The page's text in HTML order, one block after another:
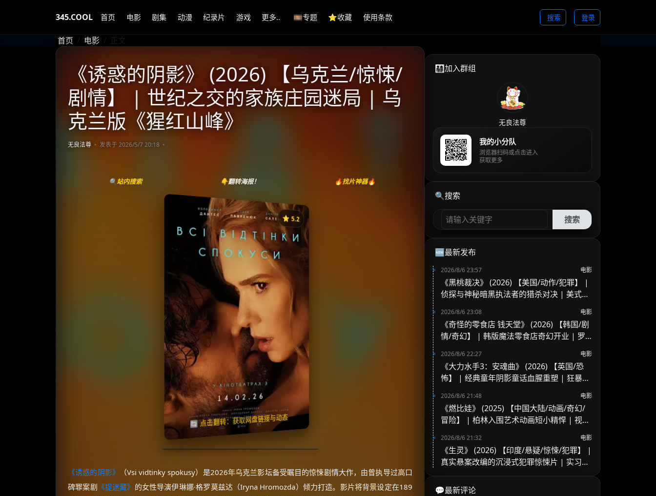
345.COOL 首页 电影 剧集 动漫 纪录片 游戏 更多.. 🎞️专题 ⭐️收藏 使用条款 搜索 登录
首页 电影 正文
《诱惑的阴影》 (2026) 【乌克兰/惊悚/
剧情】 | 世纪之交的家族庄园迷局 | 乌
克兰版《猩红山峰》
无良法尊 发表于 2026/5/7 20:18
🔍站内搜索 👇翻转海报！ 🔥找片神器🔥
⭐️ 5.2
🔄 点击翻转：获取网盘链接与动态
《Всі відтінки спокуси》
⭐
收藏
⭐️ 评分：5.2 | 🎬 2026年
夸克网盘
百度网盘
失效请反馈
🧧️
天天领红包
《诱惑的阴影》
（Vsi vidtinky spokusy）是2026年乌克兰影坛备受瞩目的惊悚剧情大作，由曾执导过高口
碑罪案剧 《捉迷藏》 的女性导演伊琳娜·格罗莫兹达（Iryna Hromozda）倾力打造。影片将背景设定在189
👨‍👩‍👧‍👦加入群组
无良法尊
我的小分队
浏览器扫码或点击进入
获取更多
🔍搜索
搜索
🆕最新发布
2026/8/6 23:57 电影
《黑桃裁决》 (2026) 【美国/动作/犯罪】 |
侦探与神秘暗黑执法者的猎杀对决 | 美式B
2026/8/6 23:08 电影
《奇怪的零食店 钱天堂》 (2026) 【韩国/剧
情/奇幻】 | 韩版魔法零食店奇幻开业 | 罗
2026/8/6 22:27 电影
《大力水手3：安魂曲》 (2026) 【英国/恐
怖】 | 经典童年阴影童话血腥重塑 | 狂暴波
2026/8/6 21:48 电影
《燃比娃》 (2025) 【中国大陆/动画/奇幻/
冒险】 | 柏林入围艺术动画短小精悍 | 视觉
2026/8/6 21:32 电影
《生灵》 (2026) 【印度/悬疑/惊悚/犯罪】 |
真实悬案改编的沉浸式犯罪惊悚片 | 实习警
💬最新评论